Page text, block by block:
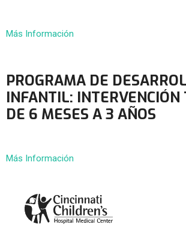
Más Información
PROGRAMA DE
INFANTIL:
DE 6 MESES A 3 AÑOS
Más Información